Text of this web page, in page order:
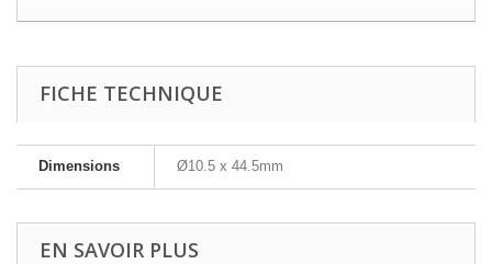
FICHE TECHNIQUE
Dimensions Ø10.5 x 44.5mm
EN SAVOIR PLUS